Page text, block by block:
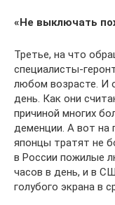
«Не выключать
Третье, на что
специалисты-
любом возрасте. И
день. Как они
причиной многих
деменции. А вот на
японцы тратят не
в России пожилые
часов в день, и в
голубого экрана в